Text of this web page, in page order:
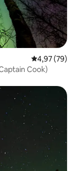
Évaluation
4,97 (79)
Cook)